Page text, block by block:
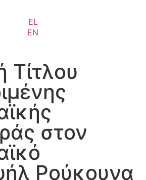
EL
EN
Τίτλου
στον
Ρούκουνα